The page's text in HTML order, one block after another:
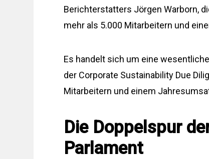
Berichterstatters Jörgen Warborn,
mehr als 5.000 Mitarbeitern und
Es handelt sich um eine
der Corporate Sustainability Due
Mitarbeitern und einem
Die Doppelspur
Parlament